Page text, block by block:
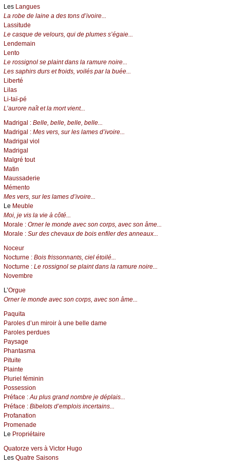
Les Langues
La robe de laine a des tons d’ivoire...
Lassitude
Le casque de velours, qui de plumes s’égaie...
Lendemain
Lento
Le rossignol se plaint dans la ramure noire...
Les saphirs durs et froids, voilés par la buée...
Liberté
Lilas
Li-taï-pé
L’aurore naît et la mort vient...
Madrigal : Belle, belle, belle, belle...
Madrigal : Mes vers, sur les lames d’ivoire...
Madrigal viol
Madrigal
Malgré tout
Matin
Maussaderie
Mémento
Mes vers, sur les lames d’ivoire...
Le Meuble
Moi, je vis la vie à côté...
Morale : Orner le monde avec son corps, avec son âme...
Morale : Sur des chevaux de bois enfiler des anneaux...
Noceur
Nocturne : Bois frissonnants, ciel étoilé...
Nocturne : Le rossignol se plaint dans la ramure noire...
Novembre
L’Orgue
Orner le monde avec son corps, avec son âme...
Paquita
Paroles d’un miroir à une belle dame
Paroles perdues
Paysage
Phantasma
Pituite
Plainte
Pluriel féminin
Possession
Préface :Au plus grand nombre je déplais...
Préface : Bibelots d’emplois incertains...
Profanation
Promenade
Le Propriétaire
Quatorze vers à Victor Hugo
Les Quatre Saisons